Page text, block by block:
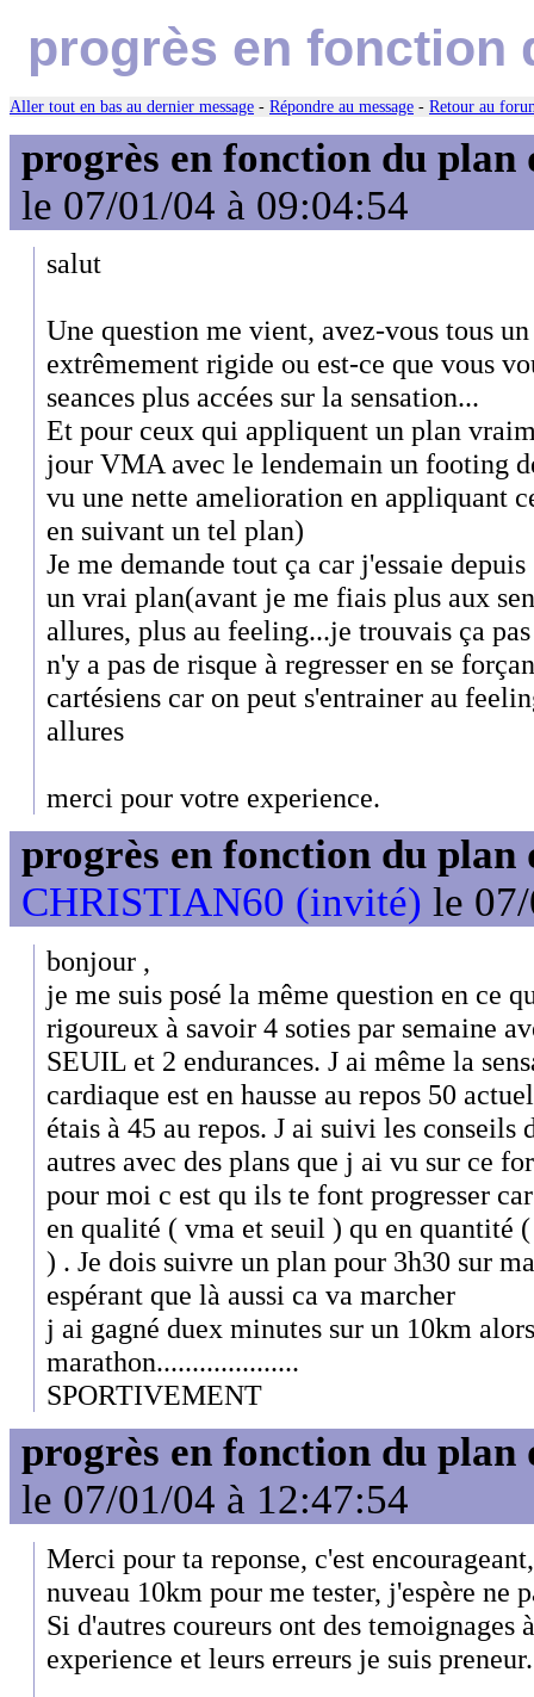
progrès en fonction
Aller tout en bas au dernier message - Répondre au message - Retour au
progrès en fonction du
le 07/01/04 à 09:04:54
salut
Une question me vient, avez-vous tous
extrêmement rigide ou est-ce que vous
seances plus accées sur la sensation...
Et pour ceux qui appliquent un plan
jour VMA avec le lendemain un footing
vu une nette amelioration en appliquant
en suivant un tel plan)
Je me demande tout ça car j'essaie
un vrai plan(avant je me fiais plus aux
allures, plus au feeling...je trouvais ça
n'y a pas de risque à regresser en se
cartésiens car on peut s'entrainer au
allures
merci pour votre experience.
progrès en fonction du
CHRISTIAN60 (invité) le
bonjour ,
je me suis posé la même question en ce
rigoureux à savoir 4 soties par semaine
SEUIL et 2 endurances. J ai même la
cardiaque est en hausse au repos 50
étais à 45 au repos. J ai suivi les conseils
autres avec des plans que j ai vu sur ce
pour moi c est qu ils te font progresser
en qualité ( vma et seuil ) qu en quantité
) . Je dois suivre un plan pour 3h30 sur
espérant que là aussi ca va marcher
j ai gagné duex minutes sur un 10km
marathon....................
SPORTIVEMENT
progrès en fonction du
le 07/01/04 à 12:47:54
Merci pour ta reponse, c'est
nuveau 10km pour me tester, j'espère ne
Si d'autres coureurs ont des temoignages
experience et leurs erreurs je suis preneur.